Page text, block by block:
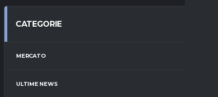
CATEGORIE
MERCATO
ULTIME NEWS